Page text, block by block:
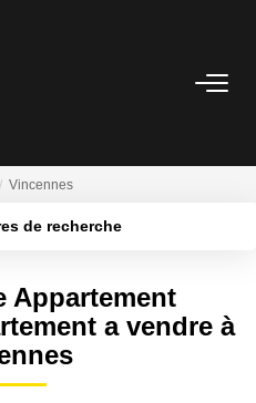
Votre Bien
Vous
Vincennes
de recherche
Créer une alerte
Appartement
a vendre à